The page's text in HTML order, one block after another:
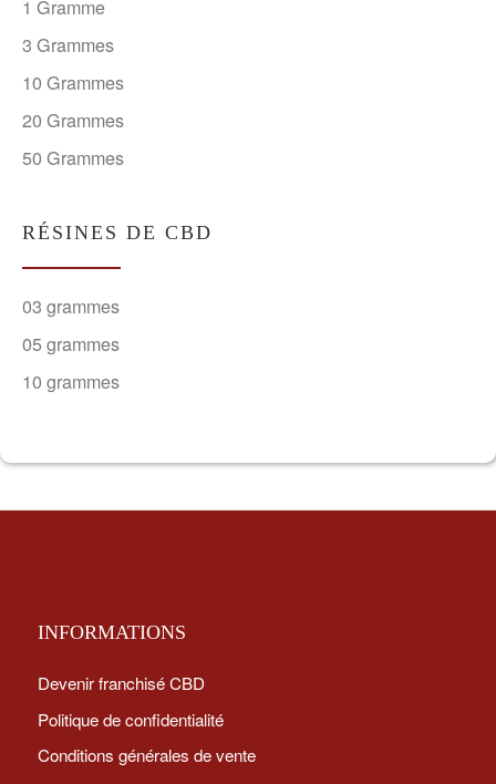
1 Gramme
3 Grammes
10 Grammes
20 Grammes
50 Grammes
RÉSINES DE CBD
03 grammes
05 grammes
10 grammes
INFORMATIONS
Devenir franchisé CBD
Politique de confidentialité
Conditions générales de vente